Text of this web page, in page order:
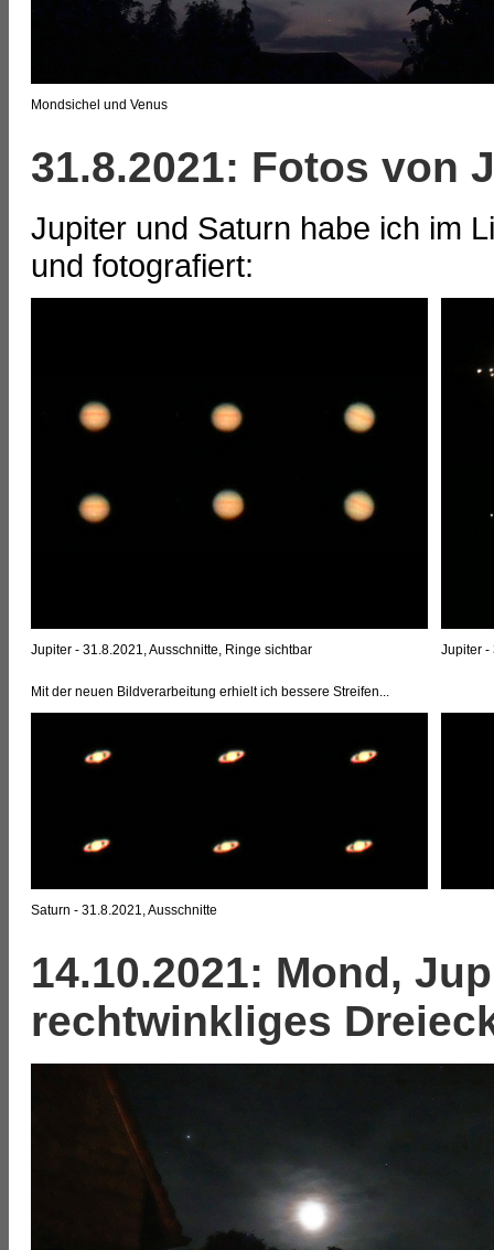
Mondsichel und Venus
31.8.2021: Fotos von
Jupiter und Saturn habe ich im
und fotografiert:
Jupiter - 31.8.2021, Ausschnitte, Ringe sichtbar Jupiter -
Mit der neuen Bildverarbeitung erhielt ich bessere Streifen...
Saturn - 31.8.2021, Ausschnitte
14.10.2021: Mond,
rechtwinkliges